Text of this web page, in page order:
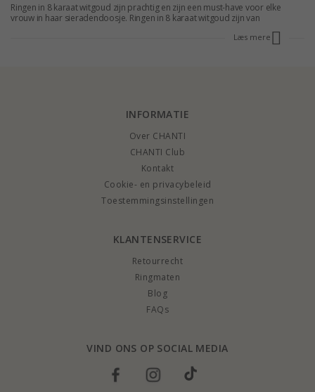
Ringen in 8 karaat witgoud zijn prachtig en zijn een must-have voor elke
vrouw in haar sieradendoosje. Ringen in 8 karaat witgoud zijn van
Læs mere
INFORMATIE
Over CHANTI
CHANTI Club
Kontakt
Cookie- en privacybeleid
Toestemmingsinstellingen
KLANTENSERVICE
Retourrecht
Ringmaten
Blog
FAQs
VIND ONS OP SOCIAL MEDIA